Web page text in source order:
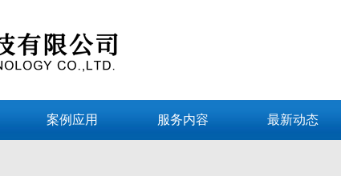
案例应用 服务内容 最新动态